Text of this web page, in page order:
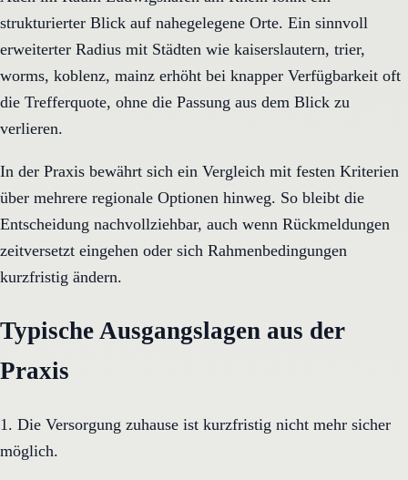
strukturierter Blick auf nahegelegene Orte. Ein sinnvoll
erweiterter Radius mit Städten wie kaiserslautern, trier,
worms, koblenz, mainz erhöht bei knapper Verfügbarkeit oft
die Trefferquote, ohne die Passung aus dem Blick zu
verlieren.
In der Praxis bewährt sich ein Vergleich mit festen Kriterien
über mehrere regionale Optionen hinweg. So bleibt die
Entscheidung nachvollziehbar, auch wenn Rückmeldungen
zeitversetzt eingehen oder sich Rahmenbedingungen
kurzfristig ändern.
Typische Ausgangslagen aus der
Praxis
1. Die Versorgung zuhause ist kurzfristig nicht mehr sicher
möglich.